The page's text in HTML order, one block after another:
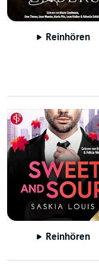
Reinhören
Reinhören